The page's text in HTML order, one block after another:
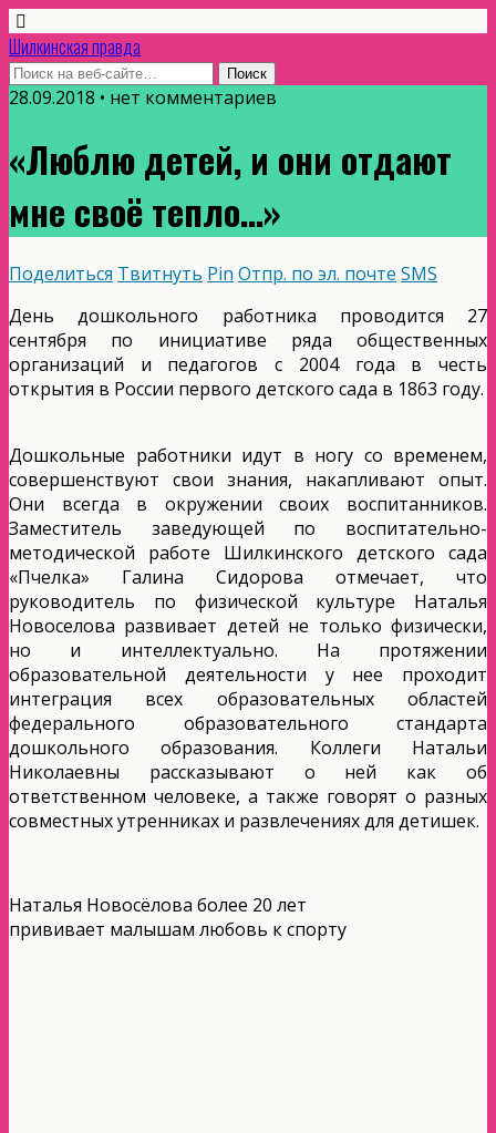
Шилкинская правда
28.09.2018 • нет комментариев
«Люблю детей, и они отдают
мне своё тепло…»
Поделиться Твитнуть Pin Отпр. по эл. почте SMS
День дошкольного работника проводится 27
сентября по инициативе ряда общественных
организаций и педагогов с 2004 года в честь
открытия в России первого детского сада в 1863 году.
Дошкольные работники идут в ногу со временем,
совершенствуют свои знания, накапливают опыт.
Они всегда в окружении своих воспитанников.
Заместитель заведующей по воспитательно-
методической работе Шилкинского детского сада
«Пчелка» Галина Сидорова отмечает, что
руководитель по физической культуре Наталья
Новоселова развивает детей не только физически,
но и интеллектуально. На протяжении
образовательной деятельности у нее проходит
интеграция всех образовательных областей
федерального образовательного стандарта
дошкольного образования. Коллеги Натальи
Николаевны рассказывают о ней как об
ответственном человеке, а также говорят о разных
совместных утренниках и развлечениях для детишек.
Наталья Новосёлова более 20 лет
прививает малышам любовь к спорту